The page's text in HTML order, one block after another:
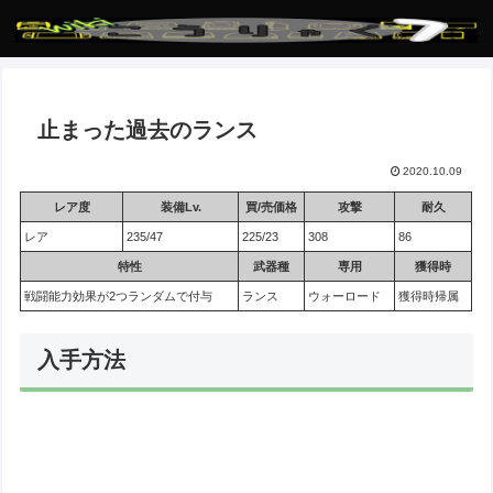
止まった過去のランス
2020.10.09
レア度 装備Lv. 買/売価格 攻撃 耐久
レア 235/47 225/23 308 86
特性 武器種 専用 獲得時
戦闘能力効果が2つランダムで付与 ランス ウォーロード 獲得時帰属
入手方法